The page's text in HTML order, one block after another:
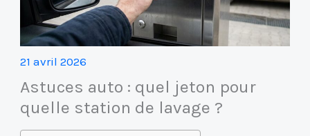
21 avril 2026
Astuces auto : quel jeton pour
quelle station de lavage ?